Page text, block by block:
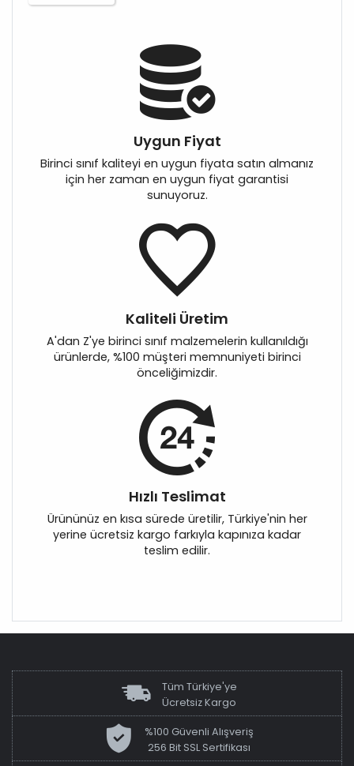
Uygun Fiyat
Birinci sınıf kaliteyi en uygun fiyata satın almanız
için her zaman en uygun fiyat garantisi
sunuyoruz.
Kaliteli Üretim
A'dan Z'ye birinci sınıf malzemelerin kullanıldığı
ürünlerde, %100 müşteri memnuniyeti birinci
önceliğimizdir.
Hızlı Teslimat
Ürününüz en kısa sürede üretilir, Türkiye'nin her
yerine ücretsiz kargo farkıyla kapınıza kadar
teslim edilir.
Tüm Türkiye'ye
Ücretsiz Kargo
%100 Güvenli Alışveriş
256 Bit SSL Sertifikası